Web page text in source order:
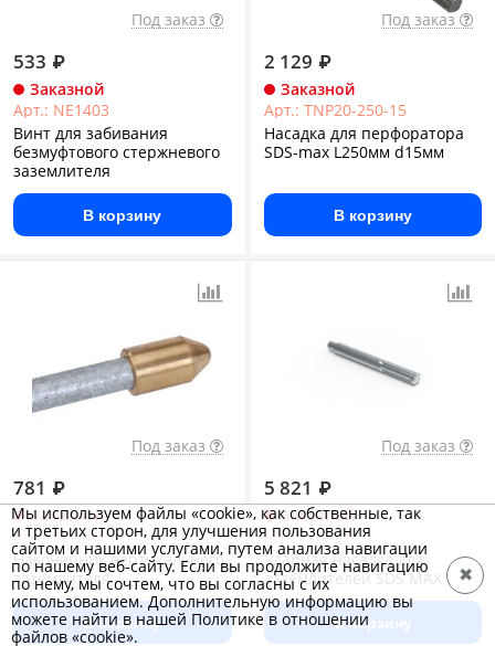
Под заказ
533 ₽
Заказной
Арт.: NE1403
Винт для забивания
безмуфтового стержневого
заземлителя
В корзину
Под заказ
2 129 ₽
Заказной
Арт.: TNP20-250-15
Насадка для перфоратора
SDS-max L250мм d15мм
В корзину
Под заказ
781 ₽
Заказной
Арт.: NE1402
Наконечник вертикального
заземлителя
В корзину
Под заказ
5 821 ₽
Заказной
Арт.: NE1410
Ударная насадка для
заземлителей SDS MAX
В корзину
Мы используем файлы «cookie», как собственные, так
и третьих сторон, для улучшения пользования
сайтом и нашими услугами, путем анализа навигации
по нашему веб-сайту. Если вы продолжите навигацию
по нему, мы сочтем, что вы согласны с их
использованием. Дополнительную информацию вы
можете найти в нашей Политике в отношении
файлов «cookie».
✖